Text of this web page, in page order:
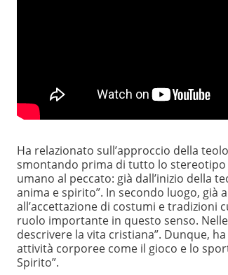
Ha relazionato sull’approccio della
smontando prima di tutto lo stereotipo
umano al peccato: già dall’inizio della
anima e spirito”. In secondo luogo, già
all’accettazione di costumi e tradizioni
ruolo importante in questo senso.
descrivere la vita cristiana”. Dunque,
attività corporee come il gioco e lo
Spirito”.